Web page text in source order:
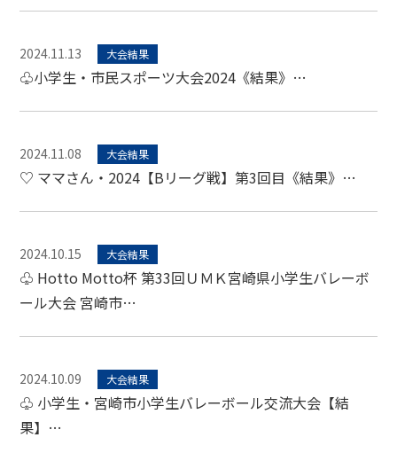
2024.11.13 大会結果
♧小学生・市民スポーツ大会2024《結果》…
2024.11.08 大会結果
♡ ママさん・2024【Bリーグ戦】第3回目《結果》…
2024.10.15 大会結果
♧ Hotto Motto杯 第33回ＵＭＫ宮崎県小学生バレーボ
ール大会 宮崎市…
2024.10.09 大会結果
♧ 小学生・宮崎市小学生バレーボール交流大会【結
果】…